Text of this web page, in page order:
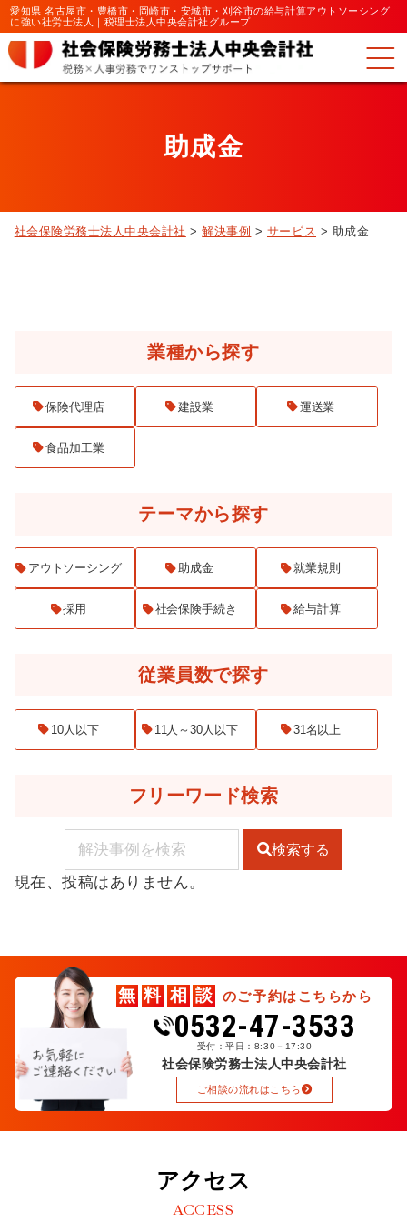
愛知県 名古屋市・豊橋市・岡崎市・安城市・刈谷市の給与計算アウトソーシング
に強い社労士法人｜税理士法人中央会計社グループ
助成金
社会保険労務士法人中央会計社 >解決事例 > サービス > 助成金
業種から探す
保険代理店 建設業 運送業
食品加工業
テーマから探す
アウトソーシング 助成金 就業規則
採用 社会保険手続き 給与計算
従業員数で探す
10人以下 11人～30人以下 31名以上
フリーワード検索
検索する
現在、投稿はありません。
無 料 相 談 のご予約はこちらから
0532-47-3533
受付：平日：8:30－17:30
社会保険労務士法人中央会計社
ご相談の流れはこちら
アクセス
ACCESS